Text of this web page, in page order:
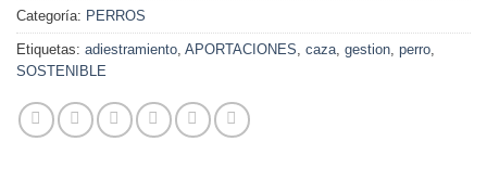
Categoría: PERROS
Etiquetas: adiestramiento, APORTACIONES, caza, gestion, perro,
SOSTENIBLE